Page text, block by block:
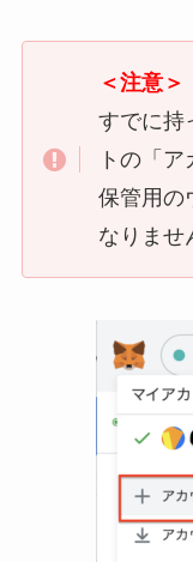
＜注意＞
すでに持
トの「ア
保管用の
なりませ